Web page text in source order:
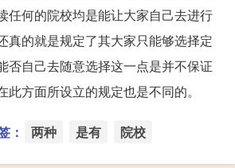
任何的院校均是能让大家自己去进行
真的就是规定了其大家只能够选择定
否自己去随意选择这一点是并不保证
此方面所设立的规定也是不同的。
： 两种 是有 院校